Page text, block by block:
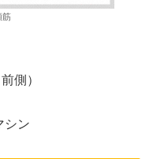
筋
側）
シン